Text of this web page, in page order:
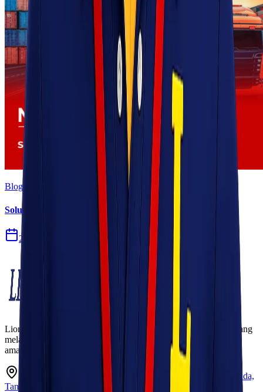
Blog
Solusi Logistik untuk Perusahaan Manufaktur
27 Jul 2026
Lionel Express adalah perusahaan jasa pengiriman terpercaya yang
melayani pengiriman barang ke seluruh Indonesia dengan cepat,
aman, dan harga kompetitif.
Ruko Garden Square Blok G No. 11-12 Jurumudi baru, Benda,
Tangerang, Banten 15124